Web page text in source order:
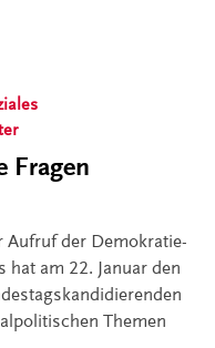
Fragen
Aufruf der Demokratie-
hat am 22. Januar den
Themen